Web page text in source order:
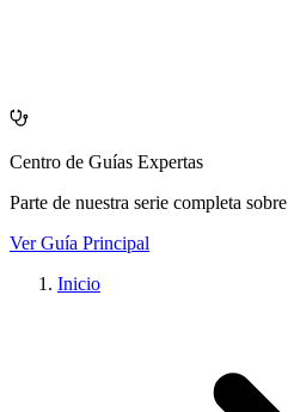
Centro de Guías Expertas
Parte de nuestra serie completa sobre
Ver Guía Principal
Inicio